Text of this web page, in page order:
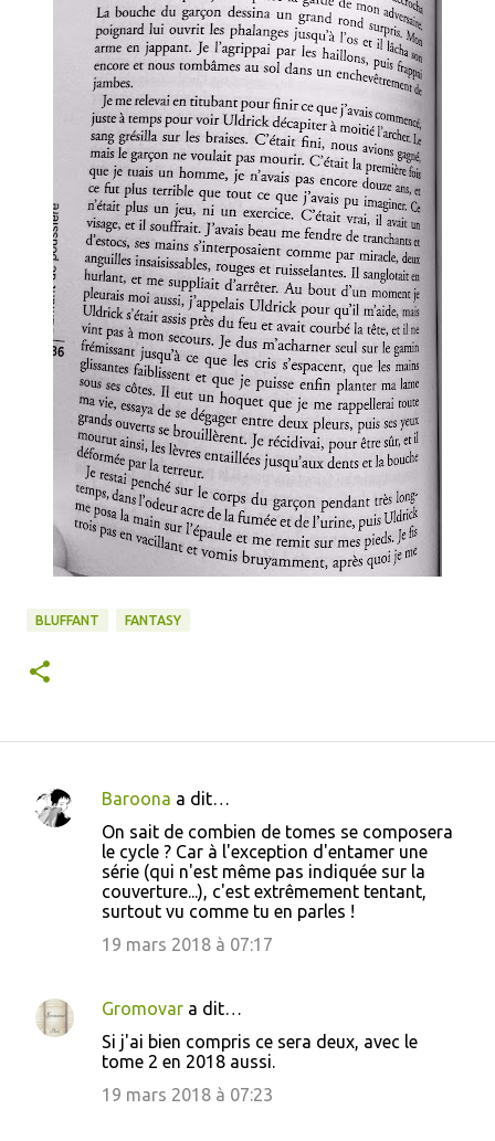
BLUFFANT FANTASY
C
t
a
Baroona a dit…
On sait de combien de tomes se composera
le cycle ? Car à l'exception d'entamer une
série (qui n'est même pas indiquée sur la
couverture...), c'est extrêmement tentant,
surtout vu comme tu en parles !
19 mars 2018 à 07:17
Gromovar a dit…
Si j'ai bien compris ce sera deux, avec le
tome 2 en 2018 aussi.
19 mars 2018 à 07:23